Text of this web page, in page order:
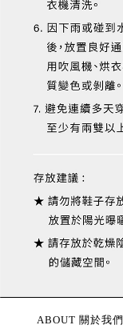
ABOUT 關於我們